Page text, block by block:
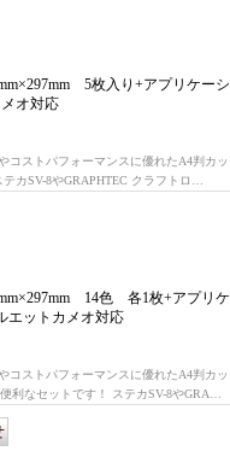
5枚入り+アプリケーシ
オ対応
コストパフォーマンスに優れたA4判カッ
カSV-8やGRAPHTEC クラフトロ…
14色 各1枚+アプリケ
エットカメオ対応
コストパフォーマンスに優れたA4判カッ
利なセットです！ ステカSV-8やGRA…